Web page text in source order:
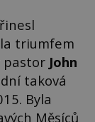
triumfem
pastor John
taková
Byla
Měsíců